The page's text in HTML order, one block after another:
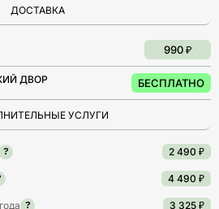
ДОСТАВКА
990 ₽
ДВОР БЕСПЛАТНО
УСЛУГИ
? 2 490 ₽
4 490 ₽
? 3 325 ₽